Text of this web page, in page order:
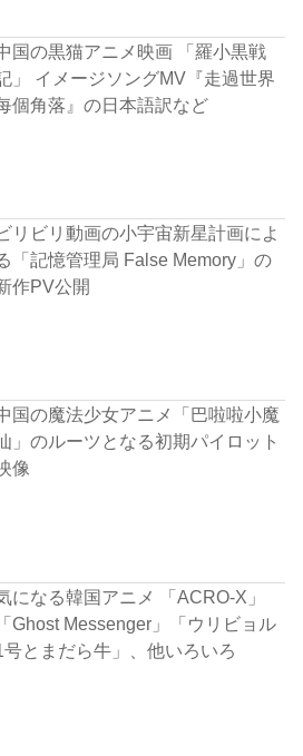
国の黒猫アニメ映画 「羅小黒戦
」 イメージソングMV『走過世界
個角落』の日本語訳など
リビリ動画の小宇宙新星計画によ
「記憶管理局 False Memory」の
作PV公開
国の魔法少女アニメ「巴啦啦小魔
」のルーツとなる初期パイロット
像
になる韓国アニメ 「ACRO-X」
「Ghost Messenger」「ウリビョル
号とまだら牛」、他いろいろ